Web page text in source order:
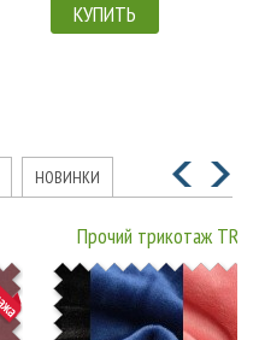
КУПИТЬ
НОВИНКИ
Прочий трикотаж